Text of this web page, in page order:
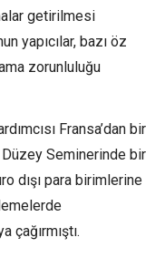
getirilmesi
yapıcılar, bazı öz
zorunluluğu
Fransa’dan bir
Düzey Seminerinde bir
dışı para birimlerine
çağırmıştı.